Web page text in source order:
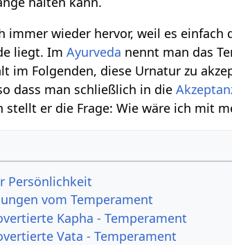
immer wieder hervor, weil es einfach
liegt. ImAyurveda nennt man das
im Folgenden, diese Urnatur zu
dass man schließlich in die
er die Frage: Wie wäre ich mit
Persönlichkeit
vom Temperament
Kapha - Temperament
Vata - Temperament